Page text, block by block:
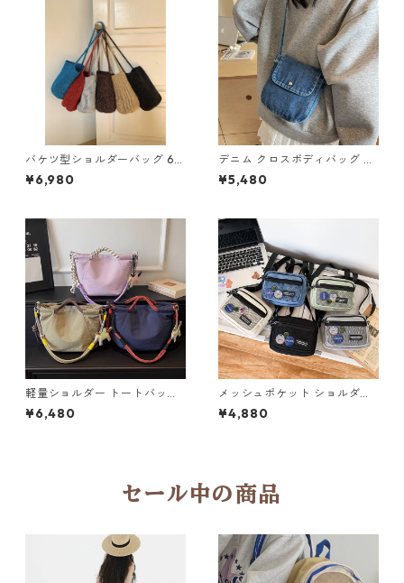
バケツ型ショルダーバッグ 6c
ol H 260109
¥6,980
デニム クロスボディバッグ M
3col 250314
¥5,480
軽量ショルダー トートバッグ
3col Y 260019
¥6,480
メッシュポケット ショルダー
バッグ M 5col 250297
¥4,880
セール中の商品